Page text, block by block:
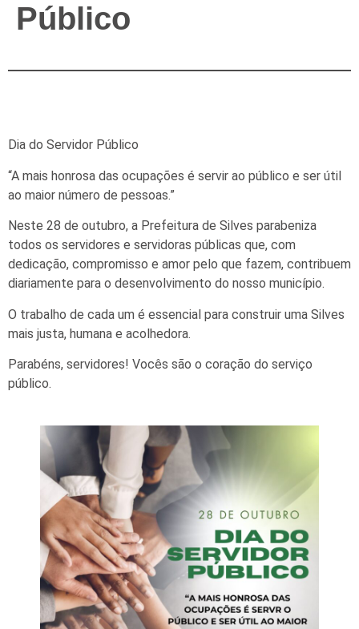
Público
Dia do Servidor Público
“A mais honrosa das ocupações é servir ao público e ser útil
ao maior número de pessoas.”
Neste 28 de outubro, a Prefeitura de Silves parabeniza
todos os servidores e servidoras públicas que, com
dedicação, compromisso e amor pelo que fazem, contribuem
diariamente para o desenvolvimento do nosso município.
O trabalho de cada um é essencial para construir uma Silves
mais justa, humana e acolhedora.
Parabéns, servidores! Vocês são o coração do serviço
público.